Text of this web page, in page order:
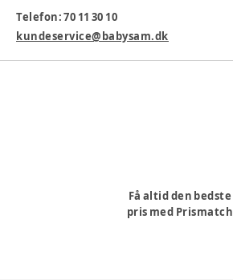
Telefon: 70 11 30 10
kundeservice@babysam.dk
Få altid den bedste
pris med Prismatch